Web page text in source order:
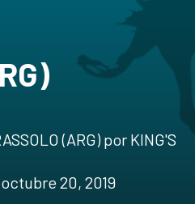
(ARG) por KING'S
20, 2019